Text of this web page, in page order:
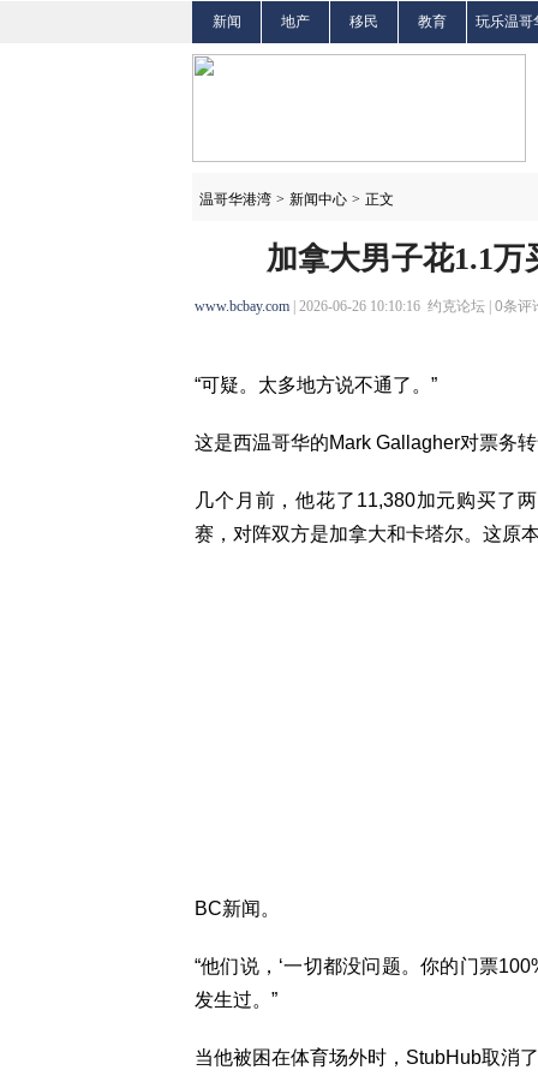
新闻 地产 移民 教育 玩乐温哥
温哥华港湾 > 新闻中心 > 正文
加拿大男子花1.1
www.bcbay.com | 2026-06-26 10:10:16 约克论坛 | 0条评
“可疑。太多地方说不通了。”
这是西温哥华的Mark Gallagher对票务
几个月前，他花了11,380加元购买了
赛，对阵双方是加拿大和卡塔尔。这原
BC新闻。
“他们说，‘一切都没问题。你的门票
发生过。”
当他被困在体育场外时，StubHub取消